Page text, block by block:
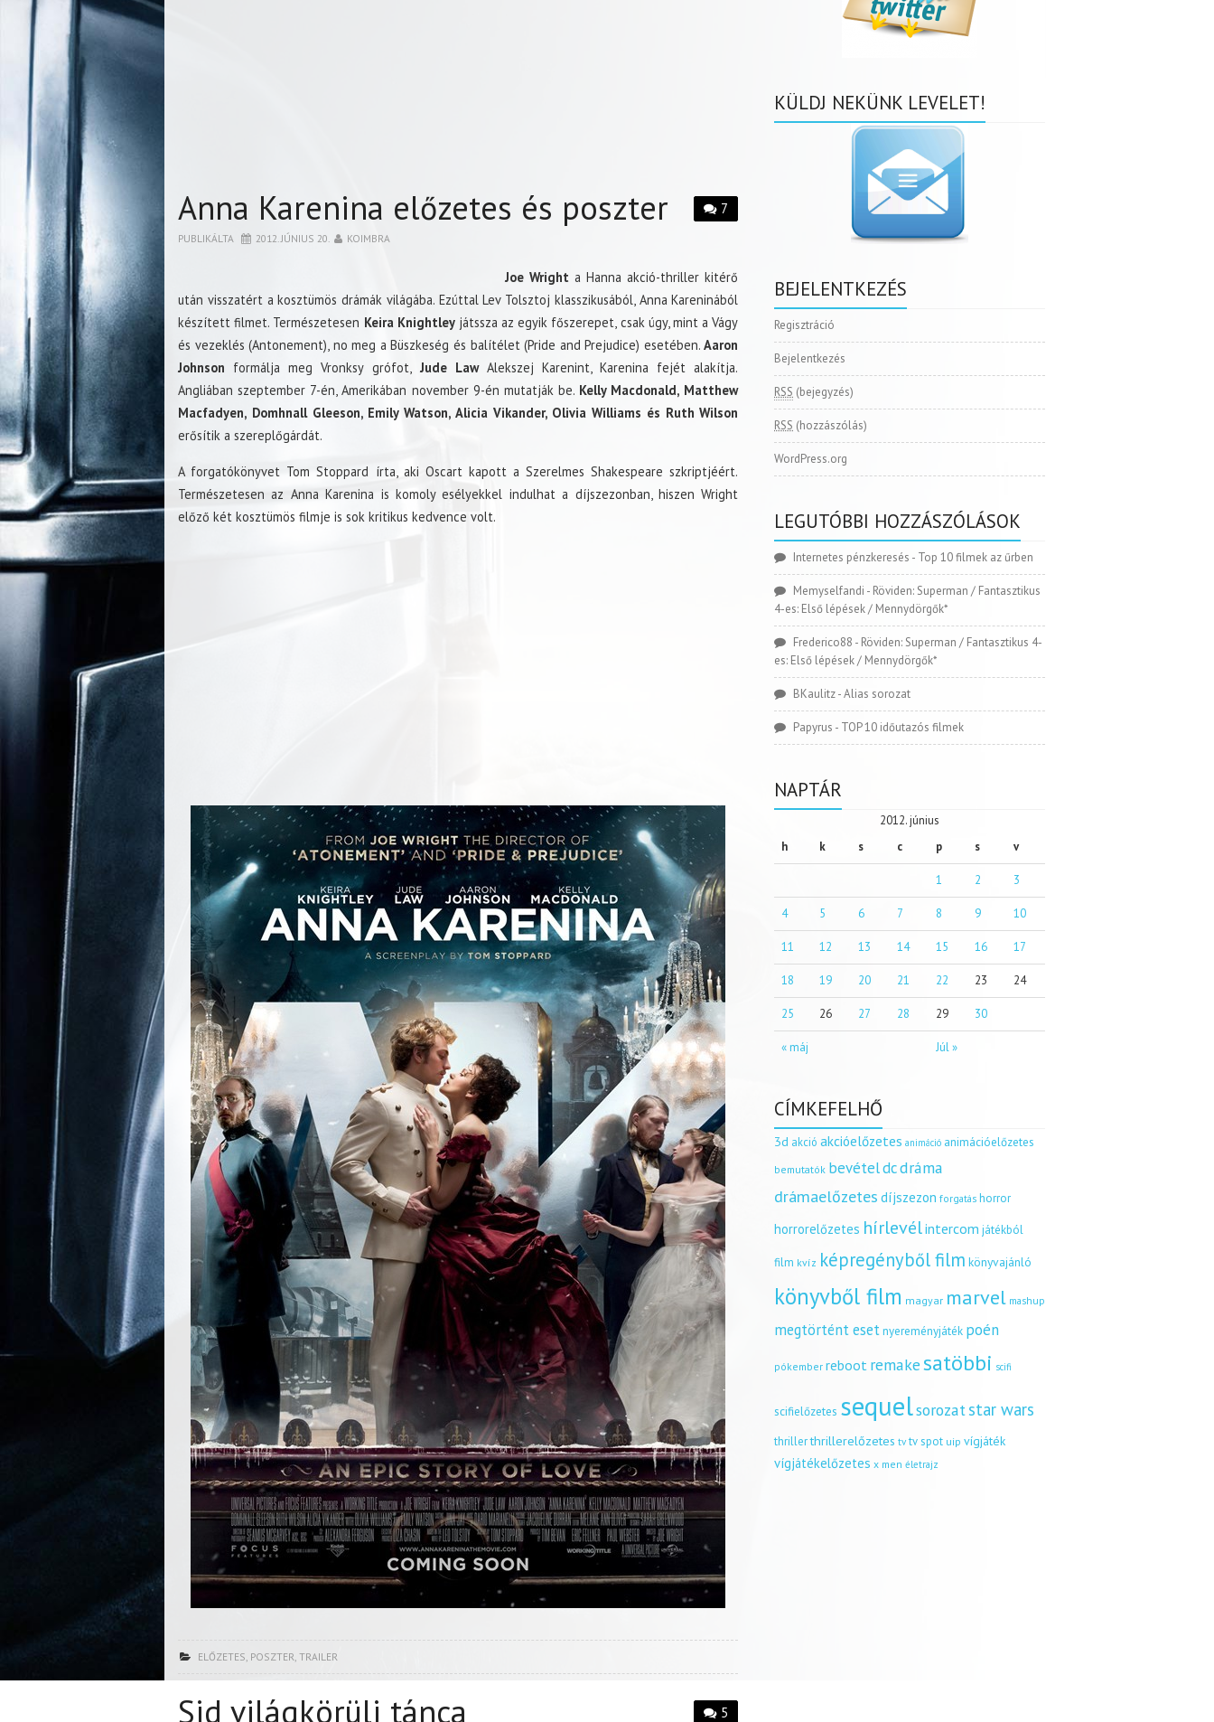
7
Anna Karenina előzetes és poszter
PUBLIKÁLTA 2012. JÚNIUS 20. KOIMBRA
Joe Wright a Hanna akció-thriller kitérő
után visszatért a kosztümös drámák világába. Ezúttal Lev Tolsztoj klasszikusából, Anna Kareninából
készített filmet. Természetesen Keira Knightleyjátssza az egyik főszerepet, csak úgy, mint a Vágy
és vezeklés (Antonement), no meg a Büszkeség és balítélet (Pride and Prejudice) esetében.Aaron
Johnson formálja meg Vronksy grófot, Jude LawAlekszej Karenint, Karenina fejét alakítja.
Angliában szeptember 7-én, Amerikában november 9-én mutatják be. Kelly Macdonald, Matthew
Macfadyen, Domhnall Gleeson, Emily Watson, Alicia Vikander, Olivia Williams és Ruth Wilson
erősítik a szereplőgárdát.
A forgatókönyvet Tom Stoppard írta, aki Oscart kapott a Szerelmes Shakespeare szkriptjéért.
Természetesen az Anna Karenina is komoly esélyekkel indulhat a díjszezonban, hiszen Wright
előző két kosztümös filmje is sok kritikus kedvence volt.
ELŐZETES POSZTER TRAILER
5
Sid világkörüli tánca
KÜLDJ NEKÜNK LEVELET!
BEJELENTKEZÉS
Regisztráció
Bejelentkezés
RSS (bejegyzés)
RSS (hozzászólás)
WordPress.org
LEGUTÓBBI HOZZÁSZÓLÁSOK
Internetes pénzkeresés - Top 10 filmek az űrben
Memyselfandi - Röviden: Superman / Fantasztikus
4-es: Első lépések / Mennydörgők*
Frederico88 - Röviden: Superman / Fantasztikus 4-
es: Első lépések / Mennydörgők*
BKaulitz-Alias sorozat
Papyrus - TOP 10 időutazós filmek
NAPTÁR
2012. június
h
k s c p s v
« máj Júl »
1 2 3
4 5 6 7 8 9 10
11 12 13 14 15 16 17
18 19 20 21 22 23 24
25 26 27 28 29 30
CÍMKEFELHŐ
3d akció akcióelőzetes animáció animációelőzetes
bemutatók bevételdcdráma
drámaelőzetes díjszezon forgatás horror
horrorelőzetes hírlevélintercom játékból
film kvíz képregényből film könyvajánló
könyvből film magyar marvel mashup
megtörtént esetnyereményjáték poén
pókember reboot remakesatöbbi scifi
scifielőzetes sequelsorozatstar wars
thrillerthrillerelőzetes tv tv spot uip vígjáték
vígjátékelőzetes x men életrajz